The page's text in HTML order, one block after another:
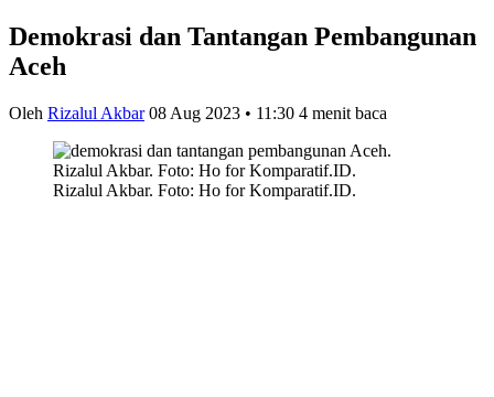
Demokrasi dan Tantangan Pembangunan
Aceh
Oleh Rizalul Akbar 08 Aug 2023 • 11:30 4 menit baca
Rizalul Akbar. Foto: Ho for Komparatif.ID.